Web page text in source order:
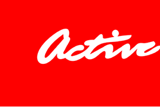
contenido